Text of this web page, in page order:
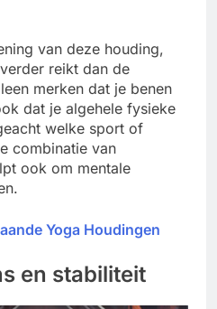
van deze houding,
reikt dan de
merken dat je benen
dat je algehele fysieke
welke sport of
combinatie van
ook om mentale
Yoga Houdingen
en stabiliteit